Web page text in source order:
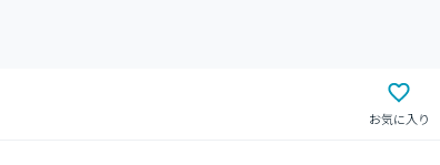
お気に入り